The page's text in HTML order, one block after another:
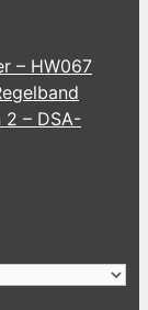
– HW067
2 – DSA-